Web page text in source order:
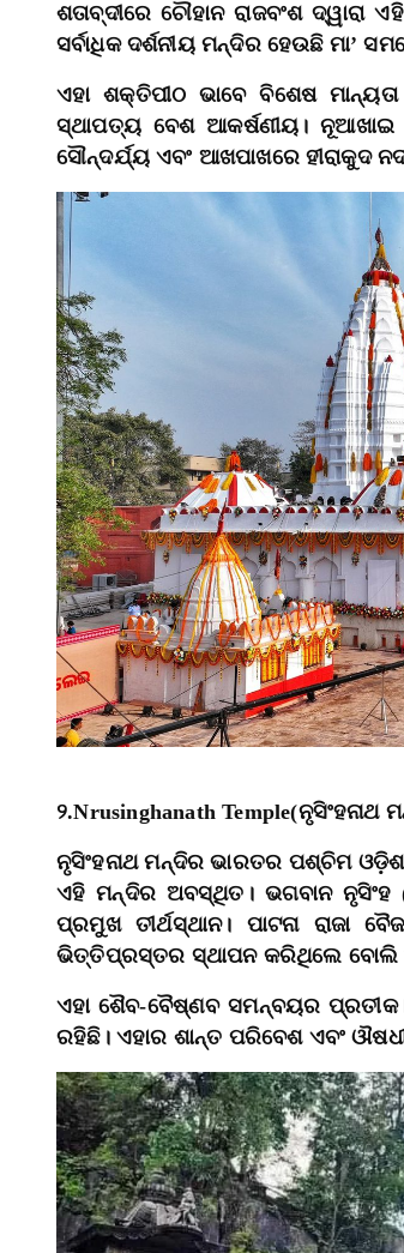
ଶତାବ୍ଦୀରେ ଚୌହାନ ରାଜବଂଶ
ସର୍ବାଧିକ ଦର୍ଶନୀୟ ମନ୍ଦିର ହେଉଛି ମା’
ଏହା ଶକ୍ତିପୀଠ ଭାବେ ବିଶେଷ
ସ୍ଥାପତ୍ୟ ବେଶ ଆକର୍ଷଣୀୟ।
ସୌନ୍ଦର୍ଯ୍ୟ ଏବଂ ଆଖପାଖରେ ହୀରାକୁଦ
୨.Nrusinghanath Temple(ନୃସିଂହନାଥ
ନୃସିଂହନାଥ ମନ୍ଦିର ଭାରତର ପଶ୍ଚିମ
ଏହି ମନ୍ଦିର ଅବସ୍ଥିତ। ଭଗବାନ
ପ୍ରମୁଖ ତୀର୍ଥସ୍ଥାନ। ପାଟନା
ଭିତ୍ତିପ୍ରସ୍ତର ସ୍ଥାପନ କରିଥିଲେ
ଏହା ଶୈବ-ବୈଷ୍ଣବ ସମନ୍ବୟର
ରହିଛି। ଏହାର ଶାନ୍ତ ପରିବେଶ ଏବଂ